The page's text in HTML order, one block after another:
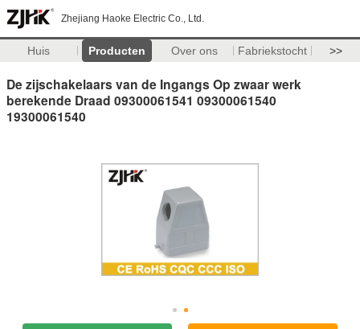
Zhejiang Haoke Electric Co., Ltd.
Huis Producten Over ons Fabriekstocht >>
De zijschakelaars van de Ingangs Op zwaar werk
berekende Draad 09300061541 09300061540
19300061540